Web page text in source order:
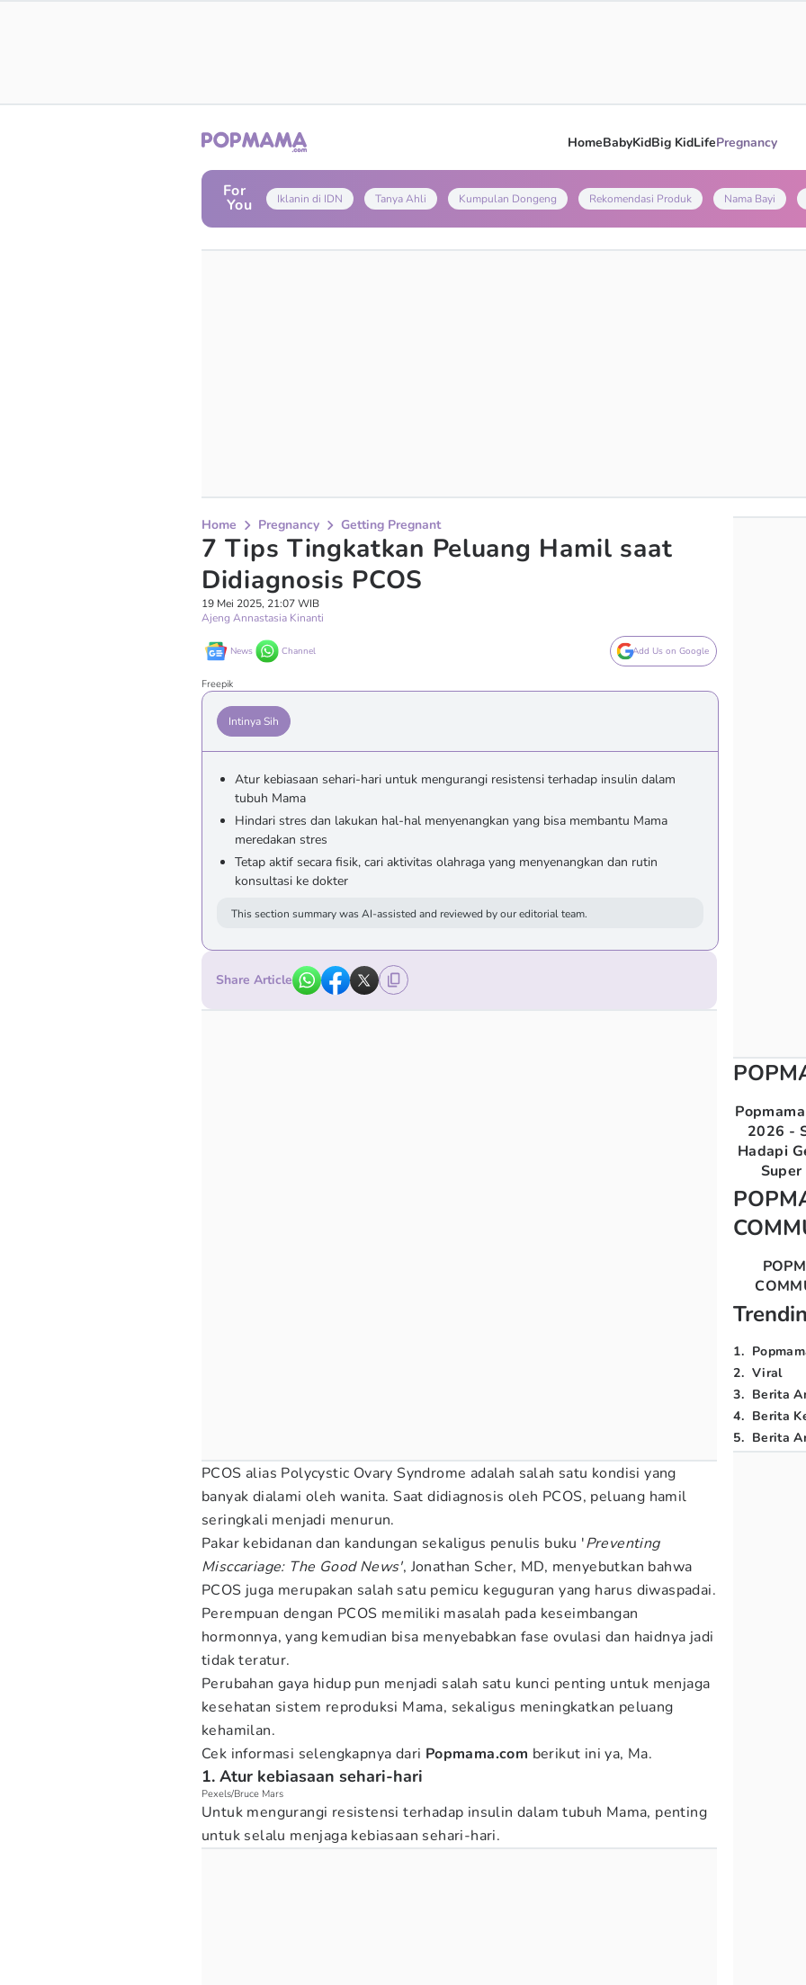
HomeBabyKidBig KidLifePregnancy
For
You Iklanin di IDN Tanya Ahli Kumpulan Dongeng Rekomendasi Produk Nama Bayi
Home Pregnancy Getting Pregnant
7 Tips Tingkatkan Peluang Hamil saat
Didiagnosis PCOS
19 Mei 2025, 21:07 WIB
Ajeng Annastasia Kinanti
News Channel Add Us on Google
Freepik
Intinya Sih
Atur kebiasaan sehari-hari untuk mengurangi resistensi terhadap insulin dalam
tubuh Mama
Hindari stres dan lakukan hal-hal menyenangkan yang bisa membantu Mama
meredakan stres
Tetap aktif secara fisik, cari aktivitas olahraga yang menyenangkan dan rutin
konsultasi ke dokter
This section summary was AI-assisted and reviewed by our editorial team.
Share Article
PCOS alias Polycystic Ovary Syndrome adalah salah satu kondisi yang
banyak dialami oleh wanita. Saat didiagnosis oleh PCOS, peluang hamil
seringkali menjadi menurun.
Pakar kebidanan dan kandungan sekaligus penulis buku 'Preventing
Misccariage: The Good News', Jonathan Scher, MD, menyebutkan bahwa
PCOS juga merupakan salah satu pemicu keguguran yang harus diwaspadai.
Perempuan dengan PCOS memiliki masalah pada keseimbangan
hormonnya, yang kemudian bisa menyebabkan fase ovulasi dan haidnya jadi
tidak teratur.
Perubahan gaya hidup pun menjadi salah satu kunci penting untuk menjaga
kesehatan sistem reproduksi Mama, sekaligus meningkatkan peluang
kehamilan.
Cek informasi selengkapnya dari Popmama.com berikut ini ya, Ma.
1. Atur kebiasaan sehari-hari
Pexels/Bruce Mars
Untuk mengurangi resistensi terhadap insulin dalam tubuh Mama, penting
untuk selalu menjaga kebiasaan sehari-hari.
2026 -
Hadapi
1.
2. Viral
3. Berita
4. Berita
5. Berita